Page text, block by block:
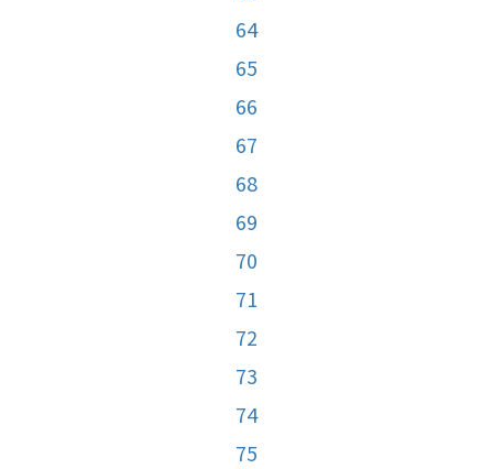
64
65
66
67
68
69
70
71
72
73
74
75